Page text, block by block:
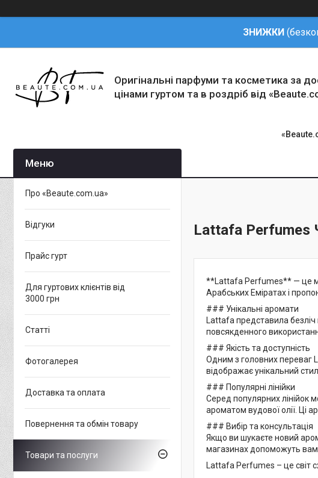
ЗНИЖКИ
Оригінальні парфуми та косметика за
цінами гуртом та в роздріб від
Lattafa Perfumes
**Lattafa Perfumes** — це
Арабських Еміратах і
### Унікальні аромати
Lattafa представила безліч
повсякденного
### Якість та доступність
Одним з головних переваг
відображає унікальний
### Популярні лінійки
Серед популярних лінійок
ароматом вудової олії. Ці
### Вибір та консультація
Якщо ви шукаєте новий
магазинах допоможуть вам
Lattafa Perfumes – це світ
Про «Beaute.com.ua»
Відгуки
Прайс гурт
Для гуртових клієнтів від
3000 грн
Статті
Фотогалерея
Доставка та оплата
Повернення та обмін товару
Товари та послуги